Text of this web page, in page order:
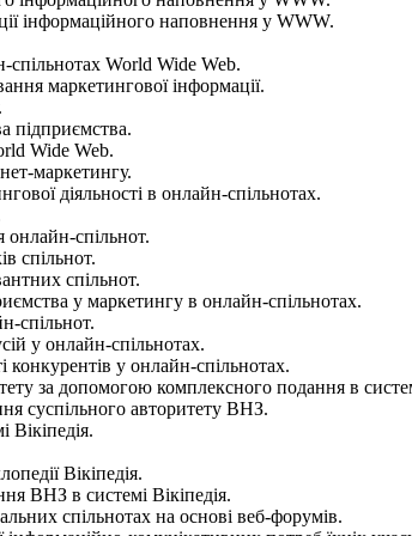
інформаційного наповнення у WWW.
спільнотах World Wide Web.
маркетингової інформації.
підприємства.
Wide Web.
маркетингу.
діяльності в онлайн-спільнотах.
онлайн-спільнот.
спільнот.
спільнот.
у маркетингу в онлайн-спільнотах.
спільнот.
у онлайн-спільнотах.
у онлайн-спільнотах.
за допомогою комплексного подання в
суспільного авторитету ВНЗ.
Вікіпедія.
ВНЗ в системі Вікіпедія.
спільнотах на основі веб-форумів.